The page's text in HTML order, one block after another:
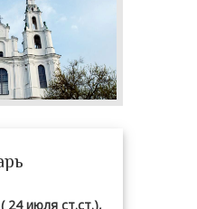
24 июля ст.ст.),